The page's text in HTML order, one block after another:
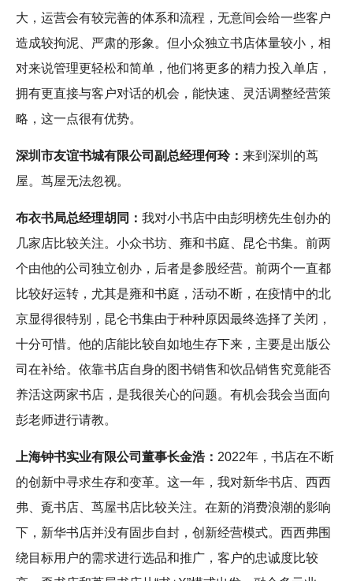
大，运营会有较完善的体系和流程，无意间会给一些客户
造成较拘泥、严肃的形象。但小众独立书店体量较小，相
对来说管理更轻松和简单，他们将更多的精力投入单店，
拥有更直接与客户对话的机会，能快速、灵活调整经营策
略，这一点很有优势。
深圳市友谊书城有限公司副总经理何玲： 来到深圳的茑
屋。茑屋无法忽视。
布衣书局总经理胡同： 我对小书店中由彭明榜先生创办的
几家店比较关注。小众书坊、雍和书庭、昆仑书集。前两
个由他的公司独立创办，后者是参股经营。前两个一直都
比较好运转，尤其是雍和书庭，活动不断，在疫情中的北
京显得很特别，昆仑书集由于种种原因最终选择了关闭，
十分可惜。他的店能比较自如地生存下来，主要是出版公
司在补给。依靠书店自身的图书销售和饮品销售究竟能否
养活这两家书店，是我很关心的问题。有机会我会当面向
彭老师进行请教。
上海钟书实业有限公司董事长金浩： 2022年，书店在不断
的创新中寻求生存和变革。这一年，我对新华书店、西西
弗、覔书店、茑屋书店比较关注。在新的消费浪潮的影响
下，新华书店并没有固步自封，创新经营模式。西西弗围
绕目标用户的需求进行选品和推广，客户的忠诚度比较